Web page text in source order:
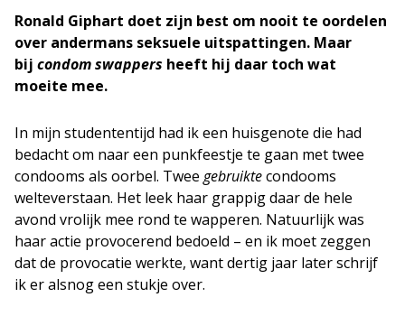
Ronald Giphart doet zijn best om nooit te oordelen
over andermans seksuele uitspattingen. Maar
bij condom swappers heeft hij daar toch wat
moeite mee.
In mijn studententijd had ik een huisgenote die had
bedacht om naar een punkfeestje te gaan met twee
condooms als oorbel. Twee gebruiktecondooms
welteverstaan. Het leek haar grappig daar de hele
avond vrolijk mee rond te wapperen. Natuurlijk was
haar actie provocerend bedoeld – en ik moet zeggen
dat de provocatie werkte, want dertig jaar later schrijf
ik er alsnog een stukje over.